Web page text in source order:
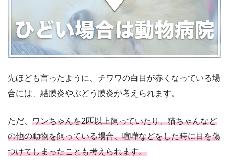
先ほども言ったように、チワワの白目が赤くなっている場
合には、結膜炎やぶどう膜炎が考えられます。
ただ、 ワンちゃんを2匹以上飼っていたり、猫ちゃんなど
の他の動物を飼っている場合、喧嘩などをした時に目を傷
つけてしまったことも考えられます。